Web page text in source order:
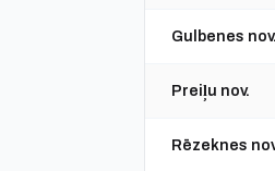
Gulbenes nov.
Preiļu nov.
Rēzeknes